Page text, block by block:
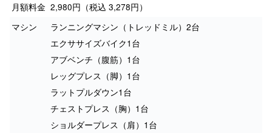
月額料金 2,980円（税込 3,278円）
マシン
ランニングマシン（トレッドミル）2台
エクササイズバイク1台
アブベンチ（腹筋）1台
レッグプレス（脚）1台
ラットプルダウン1台
チェストプレス（胸）1台
ショルダープレス（肩）1台